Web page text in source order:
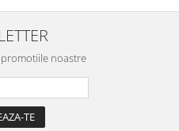
noastre